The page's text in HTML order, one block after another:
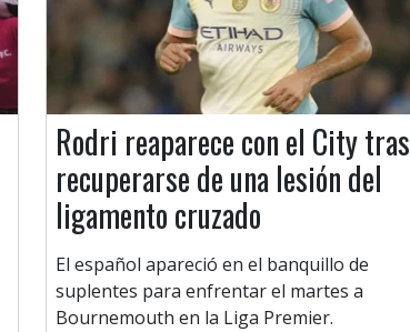
Rodri reaparece con el City tras
recuperarse de una lesión del
ligamento cruzado
El español apareció en el banquillo de
suplentes para enfrentar el martes a
Bournemouth en la Liga Premier.